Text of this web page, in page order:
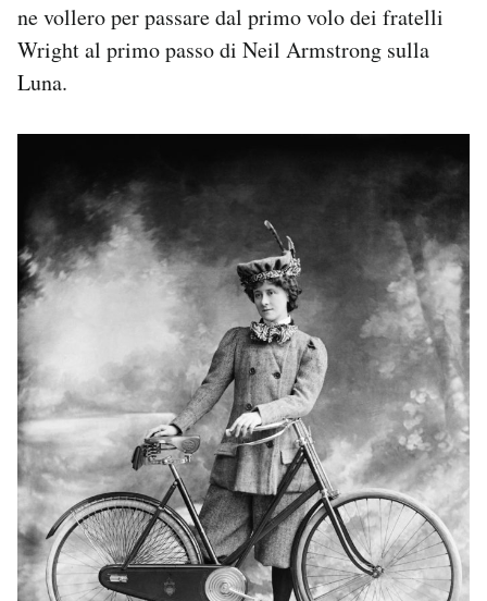
ne vollero per passare dal primo volo dei fratelli
Wright al primo passo di Neil Armstrong sulla
Luna.